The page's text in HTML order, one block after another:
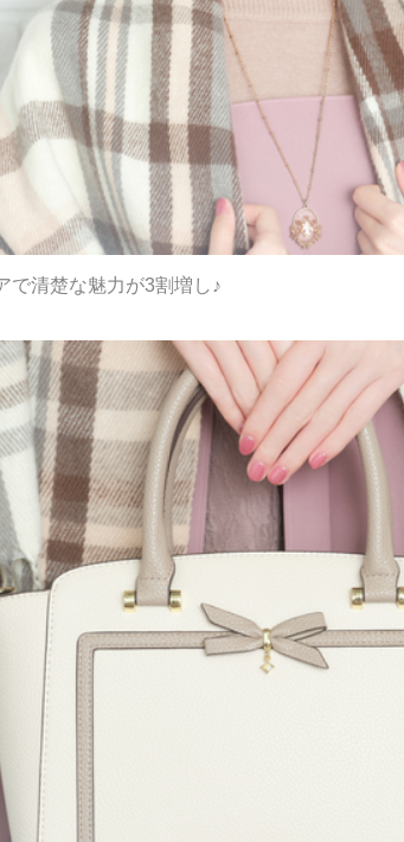
で清楚な魅力が3割増し♪